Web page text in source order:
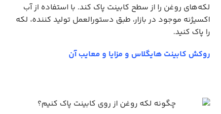
لکه‌های روغن را از سطح کابینت پاک کند. با استفاده از آب
اکسیژنه موجود در بازار، طبق دستورالعمل تولید کننده، لکه
را پاک کنید.
روکش کابینت هایگلاس و مزایا و معایب آن